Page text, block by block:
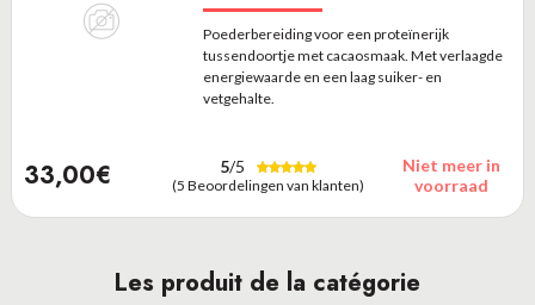
Poederbereiding voor een proteïnerijk
tussendoortje met cacaosmaak. Met verlaagde
energiewaarde en een laag suiker- en
vetgehalte.
33,00€ 5/5
(5 Beoordelingen van klanten)
Niet meer in
voorraad
Les produit de la catégorie